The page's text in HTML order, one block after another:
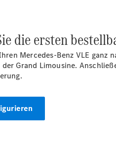
die ersten
Mercedes-Benz VLE
der Grand Limousine.